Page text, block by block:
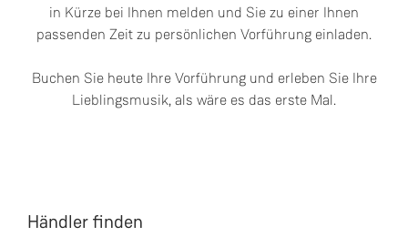
in Kürze bei Ihnen melden und Sie zu einer Ihnen
passenden Zeit zu persönlichen Vorführung einladen.
Buchen Sie heute Ihre Vorführung und erleben Sie Ihre
Lieblingsmusik, als wäre es das erste Mal.
Händler finden